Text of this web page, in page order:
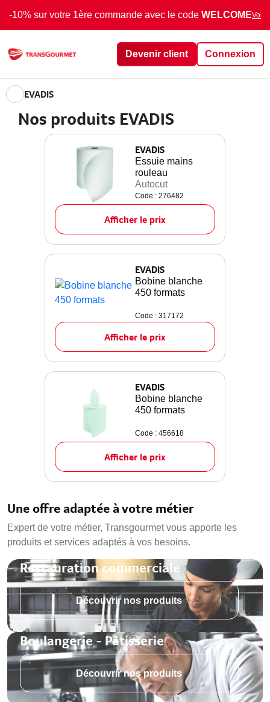
-10% sur votre 1ère commande avec le code WELCOMEVoir
Devenir client Connexion
EVADIS
Nos produits EVADIS
EVADIS
Essuie mains
rouleau
Autocut
Code : 276482
Afficher le prix
EVADIS
Bobine blanche
450 formats
Code : 317172
Afficher le prix
EVADIS
Bobine blanche
450 formats
Code : 456618
Afficher le prix
Une offre adaptée à votre métier
Expert de votre métier, Transgourmet vous apporte les
produits et services adaptés à vos besoins.
Restauration commerciale
Découvrir nos produits
Boulangerie - Pâtisserie
Découvrir nos produits